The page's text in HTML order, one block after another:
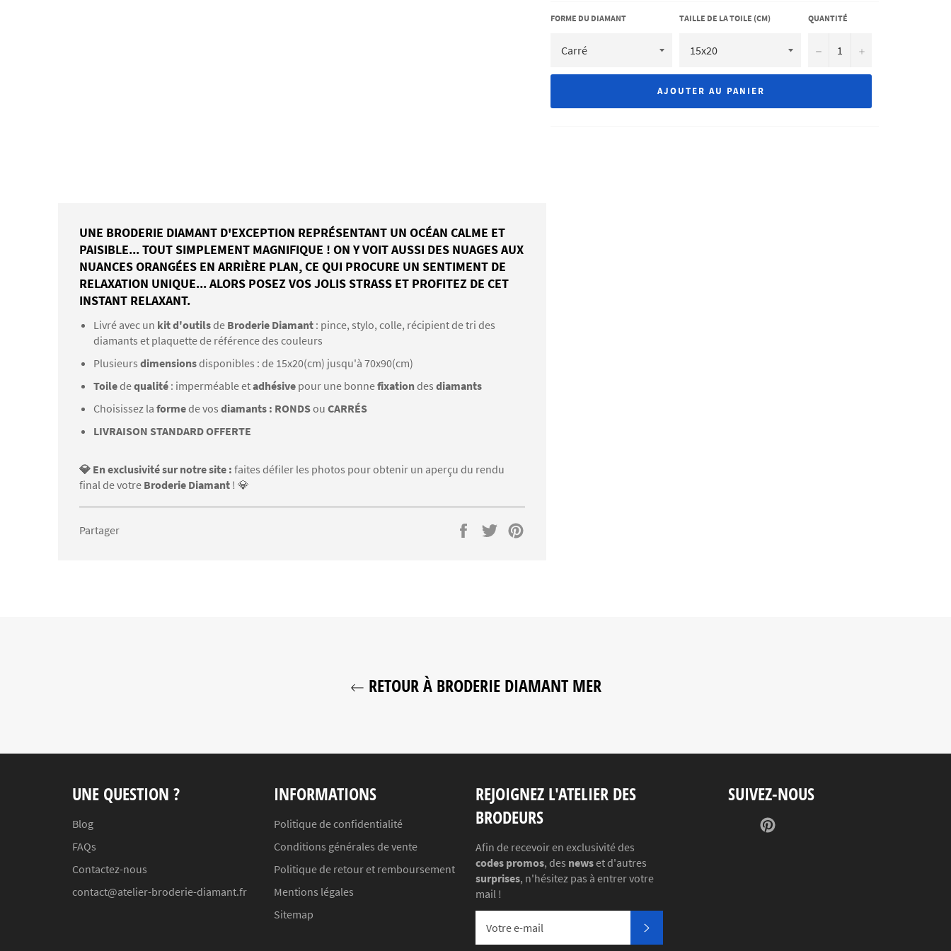
UNE BRODERIE DIAMANT D'EXCEPTION REPRÉSENTANT UN OCÉAN CALME ET
PAISIBLE... TOUT SIMPLEMENT MAGNIFIQUE ! ON Y VOIT AUSSI DES NUAGES AUX
NUANCES ORANGÉES EN ARRIÈRE PLAN, CE QUI PROCURE UN SENTIMENT DE
RELAXATION UNIQUE... ALORS POSEZ VOS JOLIS STRASS ET PROFITEZ DE CET
INSTANT RELAXANT.
Livré avec un kit d'outilsde Broderie Diamant : pince, stylo, colle, récipient de tri des
diamants et plaquette de référence des couleurs
Plusieurs dimensionsdisponibles : de 15x20(cm) jusqu'à 70x90(cm)
Toiledequalité : imperméable etadhésive pour une bonnefixationdes diamants
Choisissez la formede vos diamants : RONDSou CARRÉS
LIVRAISON STANDARD OFFERTE
💎 En exclusivité sur notre site : faites défiler les photos pour obtenir un aperçu du rendu
final de votre Broderie Diamant ! 💎
Partager
PartagerTweeter
FORME DU DIAMANT TAILLE DE LA TOILE (CM) QUANTITÉ
− +
AJOUTER AU PANIER
RETOUR À BRODERIE DIAMANT MER
UNE QUESTION ?
Blog
FAQs
Contactez-nous
contact@atelier-broderie-diamant.fr
INFORMATIONS
Politique de confidentialité
Conditions générales de vente
Politique de retour et remboursement
Mentions légales
Sitemap
REJOIGNEZ L'ATELIER DES
BRODEURS
Afin de recevoir en exclusivité des
codes promos, des newset d'autres
surprises, n'hésitez pas à entrer votre
mail !
SUIVEZ-NOUS